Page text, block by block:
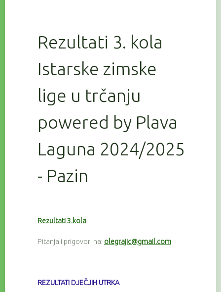
Rezultati 3. kola
Istarske zimske
lige u trčanju
powered by Plava
Laguna 2024/2025
- Pazin
Rezultati 3.kola
Pitanja i prigovori na: olegrajic@gmail.com
REZULTATI DJEČJIH UTRKA